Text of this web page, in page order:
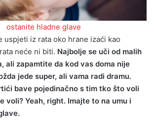
ostanite hladne glave
uspjeti iz rata oko hrane izaći kao
neće ni biti. Najbolje se uči od malih
ali zapamtite da kod vas doma nije
jede super, ali vama radi dramu.
bave pojedinačno s tim tko što voli
voli? Yeah, right. Imajte to na umu i